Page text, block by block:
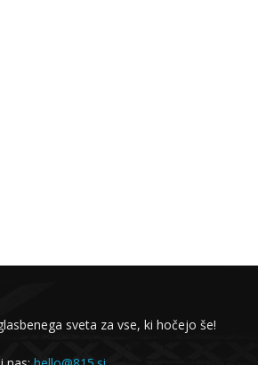
sveta za vse, ki hočejo še!